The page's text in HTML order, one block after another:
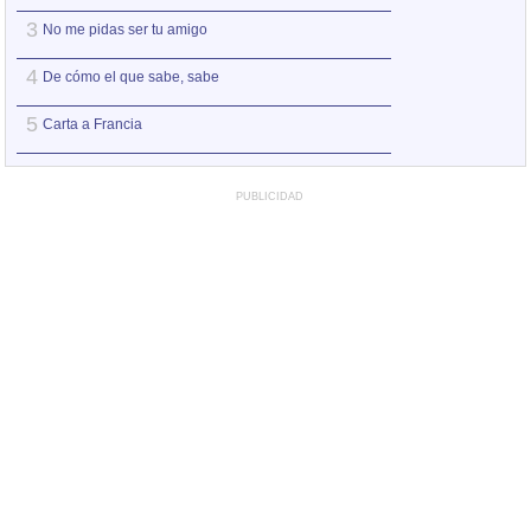
3 No me pidas ser tu amigo
4 De cómo el que sabe, sabe
5 Carta a Francia
PUBLICIDAD